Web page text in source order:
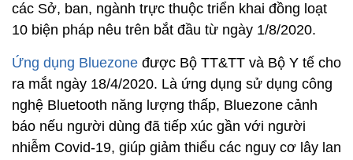
các Sở, ban, ngành trực thuộc triển khai đồng loạt
10 biện pháp nêu trên bắt đầu từ ngày 1/8/2020.
Ứng dụng Bluezone được Bộ TT&TT và Bộ Y tế cho
ra mắt ngày 18/4/2020. Là ứng dụng sử dụng công
nghệ Bluetooth năng lượng thấp, Bluezone cảnh
báo nếu người dùng đã tiếp xúc gần với người
nhiễm Covid-19, giúp giảm thiểu các nguy cơ lây lan